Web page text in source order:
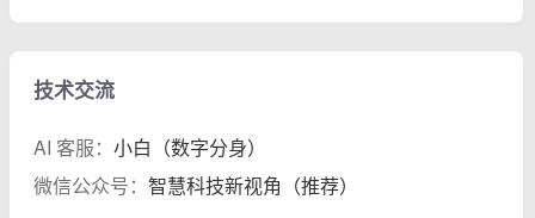
技术交流
AI 客服： 小白（数字分身）
微信公众号： 智慧科技新视角（推荐）